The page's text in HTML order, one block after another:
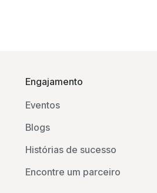
Engajamento
Eventos
Blogs
Histórias de sucesso
Encontre um parceiro